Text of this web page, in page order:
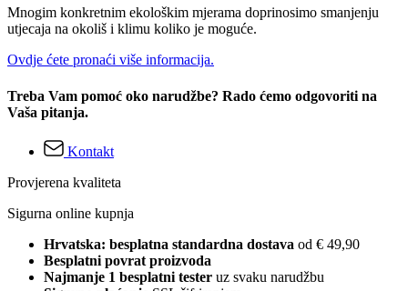
Mnogim konkretnim ekološkim mjerama doprinosimo smanjenju
utjecaja na okoliš i klimu koliko je moguće.
Ovdje ćete pronaći više informacija.
Treba Vam pomoć oko narudžbe? Rado ćemo odgovoriti na
Vaša pitanja.
Kontakt
Provjerena kvaliteta
Sigurna online kupnja
Hrvatska: besplatna standardna dostava od € 49,90
Besplatni povrat proizvoda
Najmanje 1 besplatni tester uz svaku narudžbu